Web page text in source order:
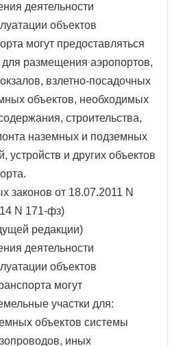
деятельности
объектов
могут предоставляться
для размещения аэропортов,
взлетно-посадочных
объектов, необходимых
строительства,
наземных и подземных
устройств и других объектов
законов от 18.07.2011 N
N 171-фз)
редакции)
деятельности
объектов
могут
участки для:
объектов системы
иных